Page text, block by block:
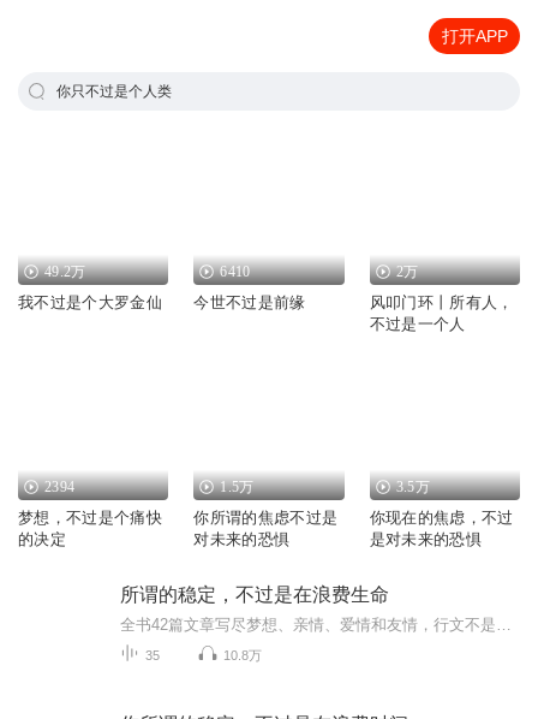
打开APP
你只不过是个人类
49.2万
我不过是个大罗金仙
6410
今世不过是前缘
2万
风叩门环丨所有人，
不过是一个人
2394
梦想，不过是个痛快
的决定
1.5万
你所谓的焦虑不过是
对未来的恐惧
3.5万
你现在的焦虑，不过
是对未来的恐惧
所谓的稳定，不过是在浪费生命
35 10.8万